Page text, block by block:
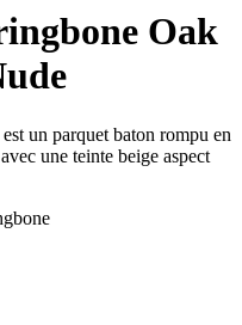
Oak
un parquet baton rompu en
une teinte beige aspect